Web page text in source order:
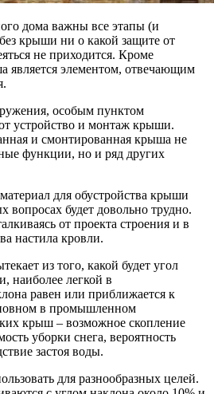
дома важны все этапы (и
крыши ни о какой защите от
не приходится. Кроме
является элементом, отвечающим
особым пунктом
устройство и монтаж крыши.
и смонтированная крыша не
функции, но и ряд других
для обустройства крыши
вопросах будет довольно трудно.
от проекта строения и в
настила кровли.
из того, какой будет угол
наиболее легкой в
равен или приближается к
в промышленном
крыш – возможное скопление
уборки снега, вероятность
застоя воды.
для разнообразных целей.